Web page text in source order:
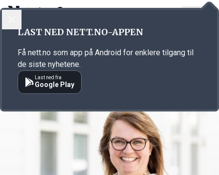
Annonsørinnhold
LAST NED NETT.NO-APPEN
Få nett.no som app på Android for enklere tilgang til
de siste nyhetene.
Last ned fra
Google Play